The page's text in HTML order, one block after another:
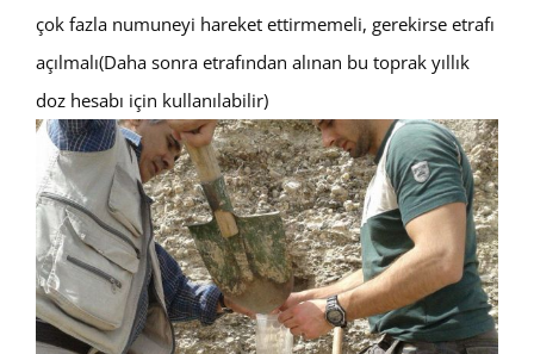
çok fazla numuneyi hareket ettirmemeli, gerekirse etrafı
açılmalı(Daha sonra etrafından alınan bu toprak yıllık
doz hesabı için kullanılabilir)